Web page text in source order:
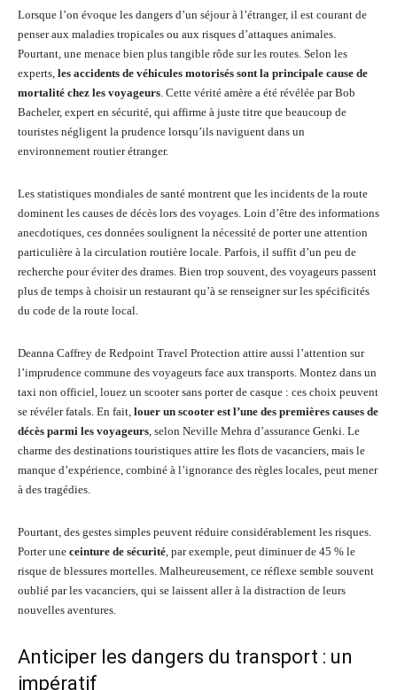
Lorsque l’on évoque les dangers d’un séjour à l’étranger, il est courant de
penser aux maladies tropicales ou aux risques d’attaques animales.
Pourtant, une menace bien plus tangible rôde sur les routes. Selon les
experts, les accidents de véhicules motorisés sont la principale cause de
mortalité chez les voyageurs. Cette vérité amère a été révélée par Bob
Bacheler, expert en sécurité, qui affirme à juste titre que beaucoup de
touristes négligent la prudence lorsqu’ils naviguent dans un
environnement routier étranger.
Les statistiques mondiales de santé montrent que les incidents de la route
dominent les causes de décès lors des voyages. Loin d’être des informations
anecdotiques, ces données soulignent la nécessité de porter une attention
particulière à la circulation routière locale. Parfois, il suffit d’un peu de
recherche pour éviter des drames. Bien trop souvent, des voyageurs passent
plus de temps à choisir un restaurant qu’à se renseigner sur les spécificités
du code de la route local.
Deanna Caffrey de Redpoint Travel Protection attire aussi l’attention sur
l’imprudence commune des voyageurs face aux transports. Montez dans un
taxi non officiel, louez un scooter sans porter de casque : ces choix peuvent
se révéler fatals. En fait, louer un scooter est l’une des premières causes de
décès parmi les voyageurs, selon Neville Mehra d’assurance Genki. Le
charme des destinations touristiques attire les flots de vacanciers, mais le
manque d’expérience, combiné à l’ignorance des règles locales, peut mener
à des tragédies.
Pourtant, des gestes simples peuvent réduire considérablement les risques.
Porter une ceinture de sécurité, par exemple, peut diminuer de 45 % le
risque de blessures mortelles. Malheureusement, ce réflexe semble souvent
oublié par les vacanciers, qui se laissent aller à la distraction de leurs
nouvelles aventures.
Anticiper les dangers du transport : un
impératif